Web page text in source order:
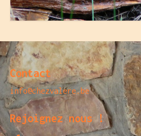
Contact
info@chezvalere.be
Rejoignez nous !